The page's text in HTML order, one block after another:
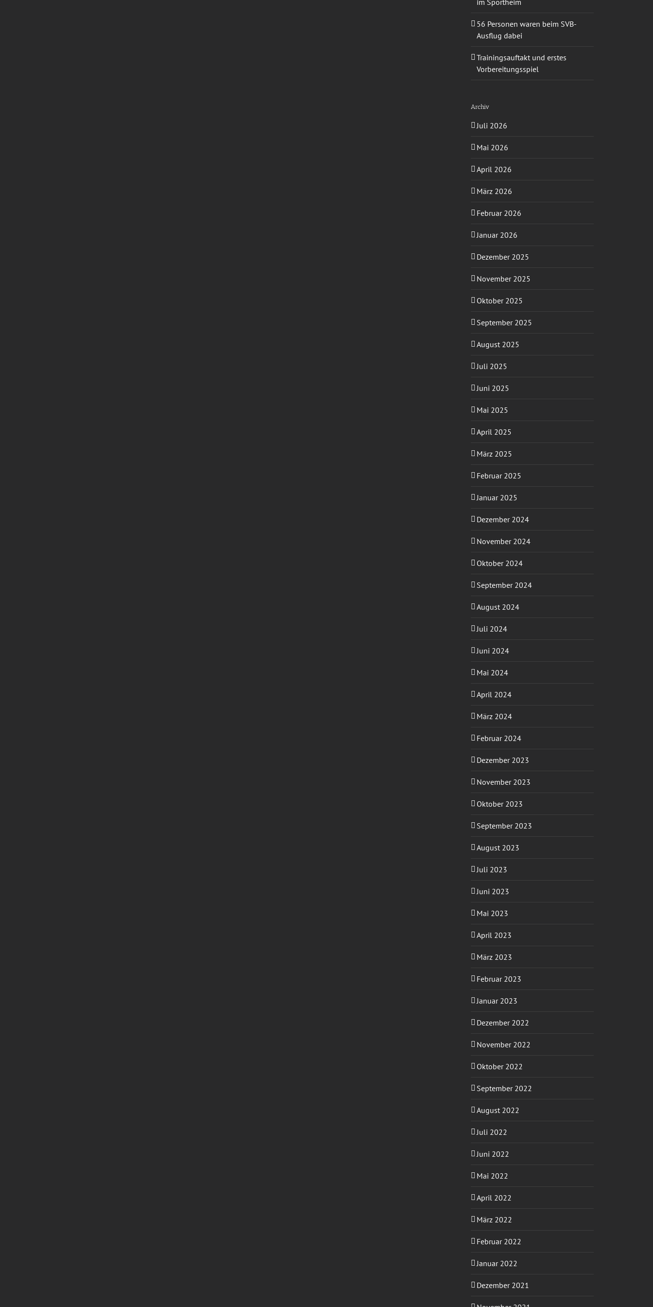
56 Personen waren beim SVB-
Ausflug dabei
Trainingsauftakt und erstes
Vorbereitungsspiel
Archiv
Juli 2026
Mai 2026
April 2026
März 2026
Februar 2026
Januar 2026
Dezember 2025
November 2025
Oktober 2025
September 2025
August 2025
Juli 2025
Juni 2025
Mai 2025
April 2025
März 2025
Februar 2025
Januar 2025
Dezember 2024
November 2024
Oktober 2024
September 2024
August 2024
Juli 2024
Juni 2024
Mai 2024
April 2024
März 2024
Februar 2024
Dezember 2023
November 2023
Oktober 2023
September 2023
August 2023
Juli 2023
Juni 2023
Mai 2023
April 2023
März 2023
Februar 2023
Januar 2023
Dezember 2022
November 2022
Oktober 2022
September 2022
August 2022
Juli 2022
Juni 2022
Mai 2022
April 2022
März 2022
Februar 2022
Januar 2022
Dezember 2021